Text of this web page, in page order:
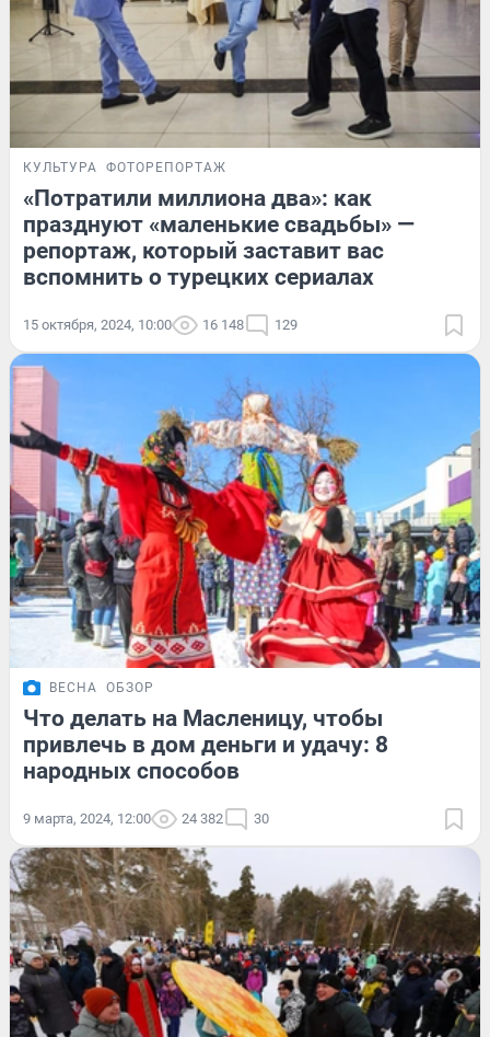
КУЛЬТУРА ФОТОРЕПОРТАЖ
«Потратили миллиона два»: как
празднуют «маленькие свадьбы» —
репортаж, который заставит вас
вспомнить о турецких сериалах
15 октября, 2024, 10:00 16 148 129
ВЕСНА ОБЗОР
Что делать на Масленицу, чтобы
привлечь в дом деньги и удачу: 8
народных способов
9 марта, 2024, 12:00 24 382 30